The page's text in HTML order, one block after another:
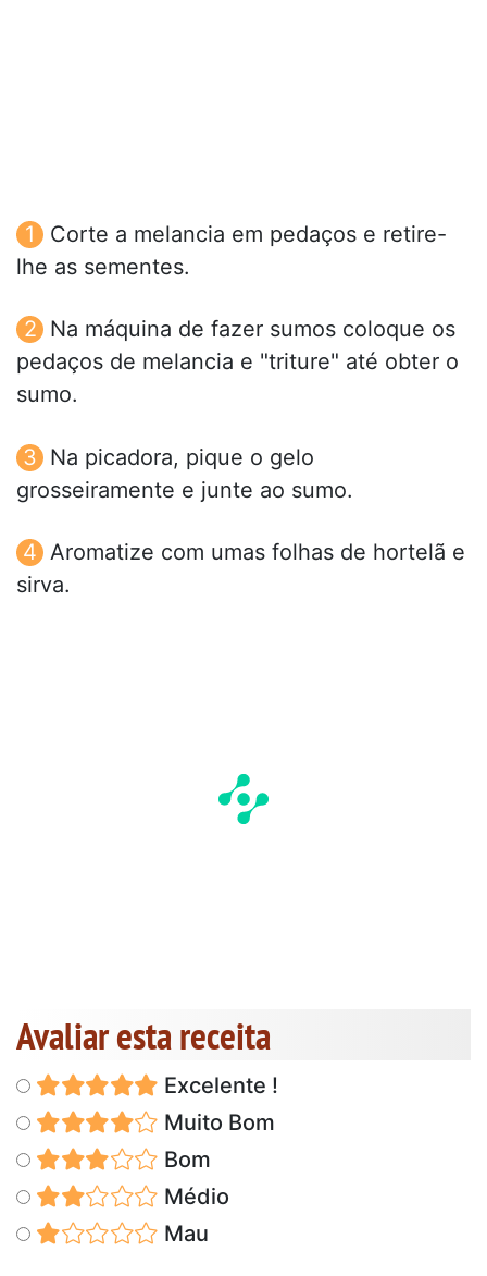
Corte a melancia em pedaços e retire-
lhe as sementes.
Na máquina de fazer sumos coloque os
pedaços de melancia e "triture" até obter o
sumo.
Na picadora, pique o gelo
grosseiramente e junte ao sumo.
Aromatize com umas folhas de hortelã e
sirva.
Avaliar esta receita
Excelente !
Muito Bom
Bom
Médio
Mau